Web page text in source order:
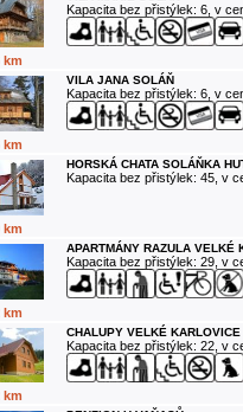
km
Kapacita bez přistýlek: 6, v
km
VILA JANA SOLÁŇ
Kapacita bez přistýlek: 6, v
km
HORSKÁ CHATA SOLÁŇKA
Kapacita bez přistýlek: 45, v
km
APARTMÁNY RAZULA VELKÉ
Kapacita bez přistýlek: 29, v
km
CHALUPY VELKÉ KARLOVICE
Kapacita bez přistýlek: 22, v